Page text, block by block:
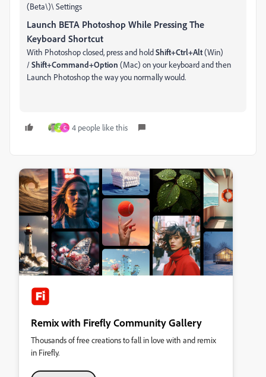
(Beta\)\ Settings
Launch BETA Photoshop While Pressing The
Keyboard Shortcut
With Photoshop closed, press and holdShift+Ctrl+Alt(Win)
/Shift+Command+Option (Mac) on your keyboard and then
Launch Photoshop the way you normally would.
Z C 4 people like this
Remix with Firefly Community Gallery
Thousands of free creations to fall in love with and remix
in Firefly.